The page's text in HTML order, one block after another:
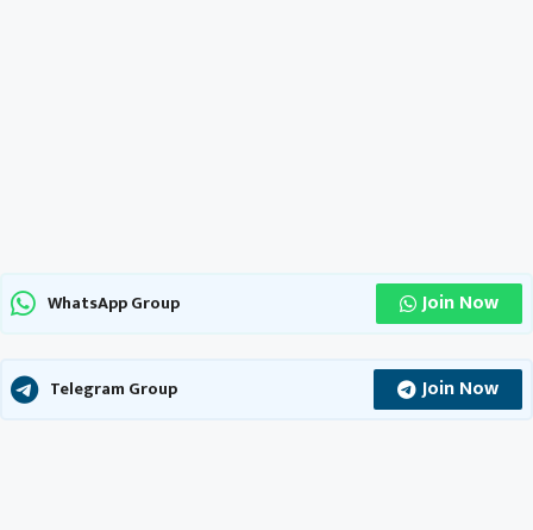
WhatsApp Group Join Now
Telegram Group Join Now